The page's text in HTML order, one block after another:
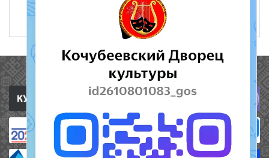
Полезные ссылки